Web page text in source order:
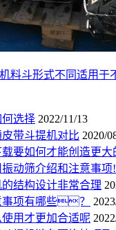
料斗形式不同适用于
选择 2022/11/13
带斗提机对比 2020/
要如何才能创造更大
动筛介绍和注意事
结构设计非常合理
事项有哪些？
用才更加合适呢